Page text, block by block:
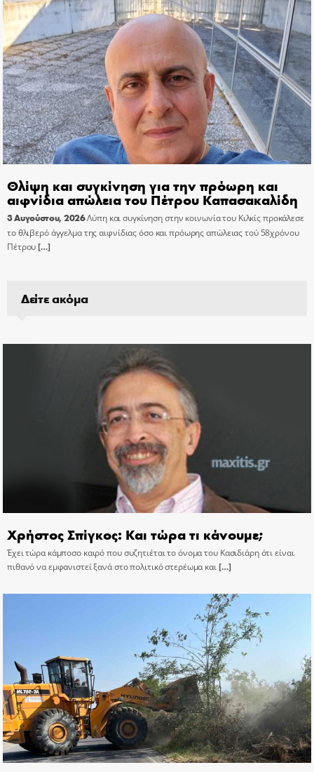
Θλίψη και συγκίνηση για την πρόωρη και
αιφνίδια απώλεια του Πέτρου Καπασακαλίδη
3 Αυγούστου, 2026Λύπη και συγκίνηση στην κοινωνία του Κιλκίς προκάλεσε
το θλιβερό άγγελμα της αιφνίδιας όσο και πρόωρης απώλειας τού 58χρόνου
Πέτρου[…]
Δείτε ακόμα
Χρήστος Σπίγκος: Και τώρα τι κάνουμε;
Έχει τώρα κάμποσο καιρό που συζητιέται το όνομα του Κασιδιάρη ότι είναι
πιθανό να εμφανιστεί ξανά στο πολιτικό στερέωμα και[…]